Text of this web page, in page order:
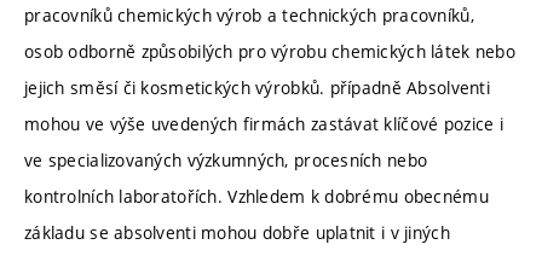
pracovníků chemických výrob a technických pracovníků,
osob odborně způsobilých pro výrobu chemických látek nebo
jejich směsí či kosmetických výrobků. případně Absolventi
mohou ve výše uvedených firmách zastávat klíčové pozice i
ve specializovaných výzkumných, procesních nebo
kontrolních laboratořích. Vzhledem k dobrému obecnému
základu se absolventi mohou dobře uplatnit i v jiných